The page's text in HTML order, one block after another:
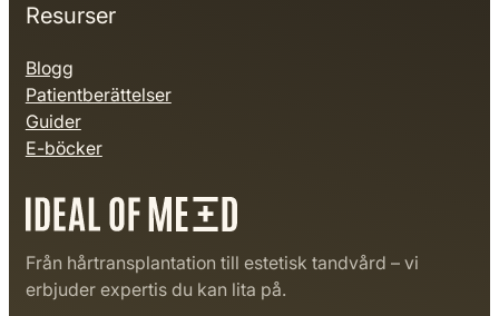
Resurser
Blogg
Patientberättelser
Guider
E-böcker
Från hårtransplantation till estetisk tandvård – vi
erbjuder expertis du kan lita på.